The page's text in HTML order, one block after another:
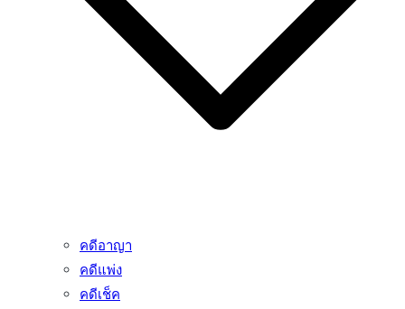
คดีอาญา
คดีแพ่ง
คดีเช็ค